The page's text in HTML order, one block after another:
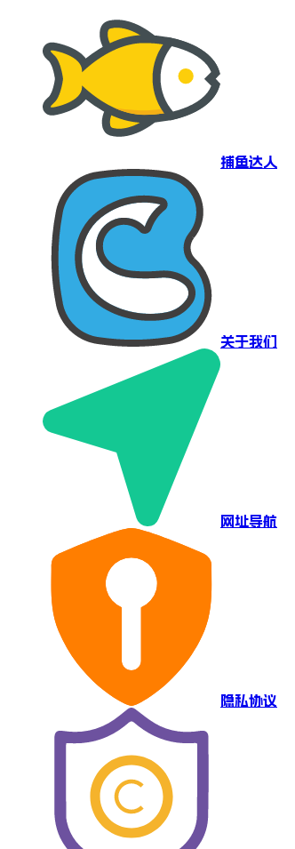
捕鱼达人
关于我们
网址导航
隐私协议